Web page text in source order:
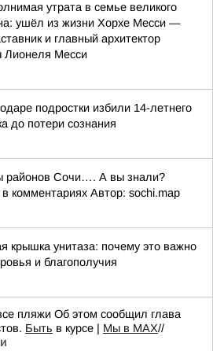
утрата в семье великого
ушёл из жизни Хорхе Месси —
и главный архитектор
Лионеля Месси
подростки избили 14-летнего
до потери сознания
районов Сочи…. А вы знали?
комментариях Автор: sochi.map
крышка унитаза: почему это важно
и благополучия
пляжи Об этом сообщил глава
Быть в курсе | Мы в MAX//